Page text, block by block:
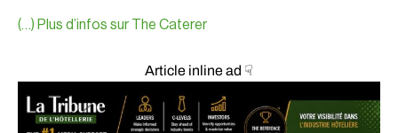
(…) Plus d’infos sur The Caterer
Article inline ad ☟